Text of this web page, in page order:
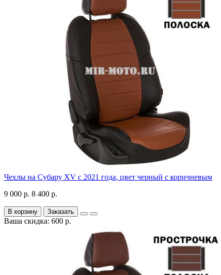
Чехлы на Субару XV с 2021 года, цвет черный с коричневым
9 000 р. 8 400 р.
В корзину Заказать
Ваша скидка: 600 р.